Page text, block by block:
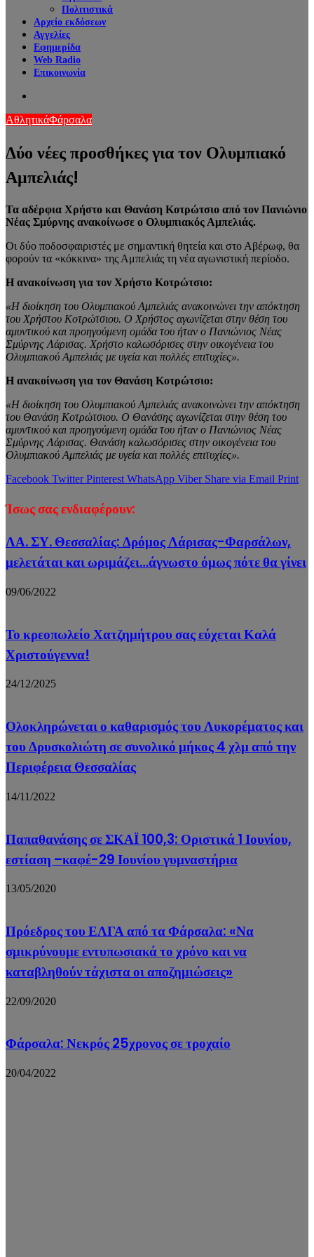
Πολιτιστικά
Αρχείο εκδόσεων
Αγγελίες
Εφημερίδα
Web Radio
Επικοινωνία
ΑθλητικάΦάρσαλα
Δύο νέες προσθήκες για τον Ολυμπιακό
Αμπελιάς!
Τα αδέρφια Χρήστο και Θανάση Κοτρώτσιο από τον Πανιώνιο
Νέας Σμύρνης ανακοίνωσε ο Ολυμπιακός Αμπελιάς.
Οι δύο ποδοσφαιριστές με σημαντική θητεία και στο Αβέρωφ, θα
φορούν τα «κόκκινα» της Αμπελιάς τη νέα αγωνιστική περίοδο.
Η ανακοίνωση για τον Χρήστο Κοτρώτσιο:
«Η διοίκηση του Ολυμπιακού Αμπελιάς ανακοινώνει την απόκτηση
του Χρήστου Κοτρώτσιου. Ο Χρήστος αγωνίζεται στην θέση του
αμυντικού και προηγούμενη ομάδα του ήταν ο Πανιώνιος Νέας
Σμύρνης Λάρισας. Χρήστο καλωσόρισες στην οικογένεια του
Ολυμπιακού Αμπελιάς με υγεία και πολλές επιτυχίες».
Η ανακοίνωση για τον Θανάση Κοτρώτσιο:
«Η διοίκηση του Ολυμπιακού Αμπελιάς ανακοινώνει την απόκτηση
του Θανάση Κοτρώτσιου. Ο Θανάσης αγωνίζεται στην θέση του
αμυντικού και προηγούμενη ομάδα του ήταν ο Πανιώνιος Νέας
Σμύρνης Λάρισας. Θανάση καλωσόρισες στην οικογένεια του
Ολυμπιακού Αμπελιάς με υγεία και πολλές επιτυχίες».
Facebook Twitter Pinterest WhatsApp Viber Share via Email Print
Ίσως σας ενδιαφέρουν:
ΛΑ. ΣΥ. Θεσσαλίας: Δρόμος Λάρισας-Φαρσάλων,
μελετάται και ωριμάζει…άγνωστο όμως πότε θα γίνει
09/06/2022
Το κρεοπωλείο Χατζημήτρου σας εύχεται Καλά
Χριστούγεννα!
24/12/2025
Ολοκληρώνεται ο καθαρισμός του Λυκορέματος και
του Δρυσκολιώτη σε συνολικό μήκος 4 χλμ από την
Περιφέρεια Θεσσαλίας
14/11/2022
Παπαθανάσης σε ΣΚΑΪ 100,3: Οριστικά 1 Ιουνίου,
εστίαση –καφέ-29 Ιουνίου γυμναστήρια
13/05/2020
Πρόεδρος του ΕΛΓΑ από τα Φάρσαλα: «Να
σμικρύνουμε εντυπωσιακά το χρόνο και να
καταβληθούν τάχιστα οι αποζημιώσεις»
22/09/2020
Φάρσαλα: Νεκρός 25χρονος σε τροχαίο
20/04/2022